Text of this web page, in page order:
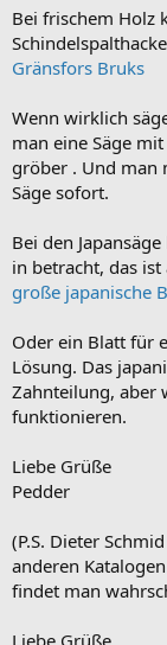
Bei frischem Holz
Gränsfors Bruks
Wenn wirklich
man eine Säge
gröber . Und man
Säge sofort.
Bei den
in betracht, das
große japanische
Oder ein Blatt für
Lösung. Das
Zahnteilung, aber
funktionieren.
Liebe Grüße
Pedder
(P.S. Dieter
anderen
findet man
Liebe Grüße